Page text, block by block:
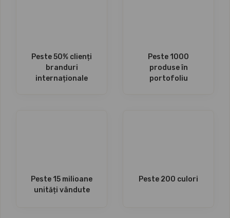
Peste 50% clienți
branduri
internaționale
Peste 1000
produse în
portofoliu
Peste 15 milioane
unități vândute
Peste 200 culori